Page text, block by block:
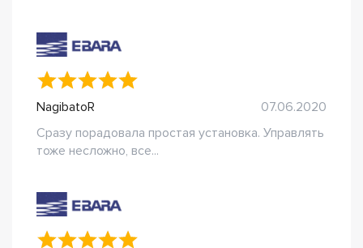
NagibatoR
07.06.2020
Сразу порадовала простая установка. Управлять
тоже несложно, все...